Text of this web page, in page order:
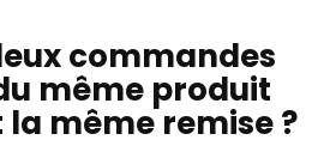
commandes
même produit
même remise ?